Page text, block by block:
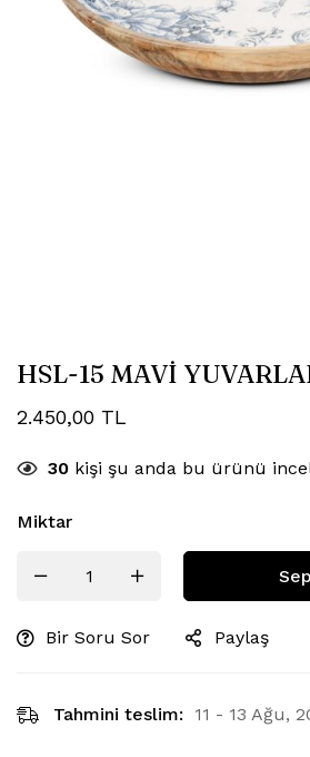
HSL-15 MAVİ
2.450,00 TL
30 kişi şu anda bu ürünü
Miktar
Bir Soru Sor Paylaş
Tahmini teslim: 11 - 13 Ağu,